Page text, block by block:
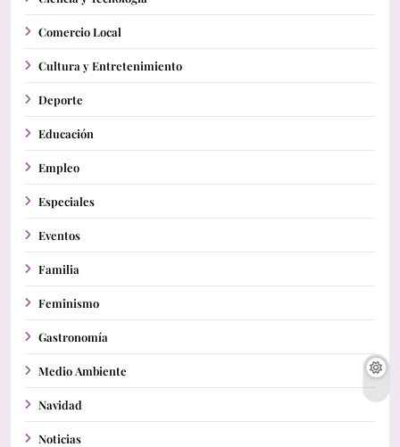
Comercio Local
Cultura y Entretenimiento
Deporte
Educación
Empleo
Especiales
Eventos
Familia
Feminismo
Gastronomía
Medio Ambiente
Navidad
Noticias